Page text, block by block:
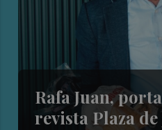
Rafa Juan,
revista Plaza